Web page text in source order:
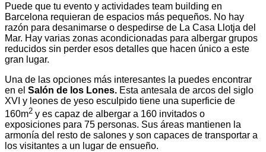
Puede que tu evento y actividades team building en
Barcelona requieran de espacios más pequeños. No hay
razón para desanimarse o despedirse de La Casa Llotja del
Mar. Hay varias zonas acondicionadas para albergar grupos
reducidos sin perder esos detalles que hacen único a este
gran lugar.
Una de las opciones más interesantes la puedes encontrar
en el Salón de los Lones. Esta antesala de arcos del siglo
XVI y leones de yeso esculpido tiene una superficie de
160m2 y es capaz de albergar a 160 invitados o
exposiciones para 75 personas. Sus áreas mantienen la
armonía del resto de salones y son capaces de transportar a
los visitantes a un lugar de ensueño.